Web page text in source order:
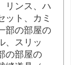
リンス、ハ
ット、カミ
部の部屋の
、スリッ
の部屋の